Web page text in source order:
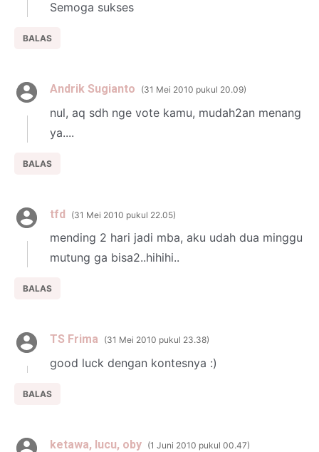
Semoga sukses
BALAS
Andrik Sugianto 31 Mei 2010 pukul 20.09
nul, aq sdh nge vote kamu, mudah2an menang
ya....
BALAS
tfd 31 Mei 2010 pukul 22.05
mending 2 hari jadi mba, aku udah dua minggu
mutung ga bisa2..hihihi..
BALAS
TS Frima 31 Mei 2010 pukul 23.38
good luck dengan kontesnya :)
BALAS
ketawa, lucu, oby 1 Juni 2010 pukul 00.47